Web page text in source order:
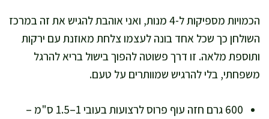
הכמויות מספיקות ל-4 מנות, ואני אוהבת להגיש את זה במרכז
השולחן כך שכל אחד בונה לעצמו צלחת מאוזנת עם ירקות
ותוספת מלאה. זו דרך פשוטה להפוך בישול בריא להרגל
משפחתי, בלי להרגיש שמוותרים על טעם.
600 גרם חזה עוף פרוס לרצועות בעובי 1–1.5 ס"מ –